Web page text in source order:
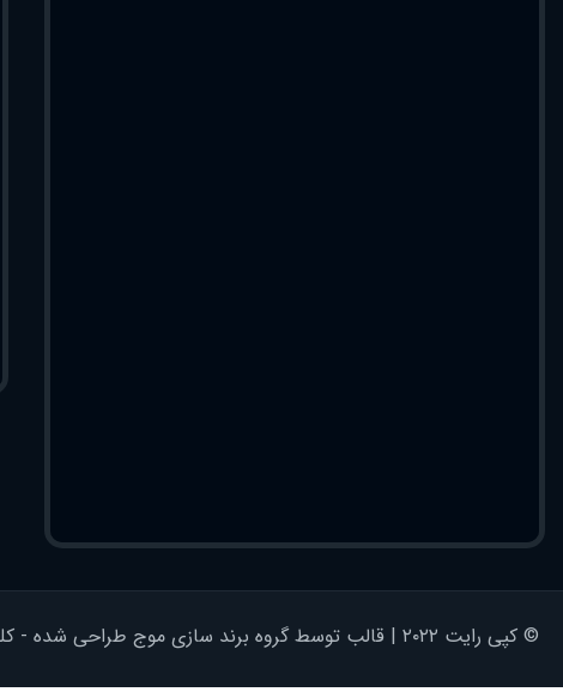
© کپی رایت ۲۰۲۲ | قالب توسط گروه برند سازی موج طراحی شده - کلیه حقوق محفوظ است | برای وردپرس طراحی شده است